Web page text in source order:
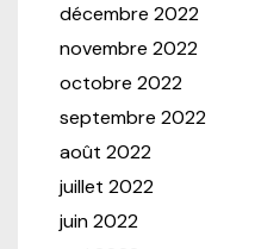
décembre 2022
novembre 2022
octobre 2022
septembre 2022
août 2022
juillet 2022
juin 2022